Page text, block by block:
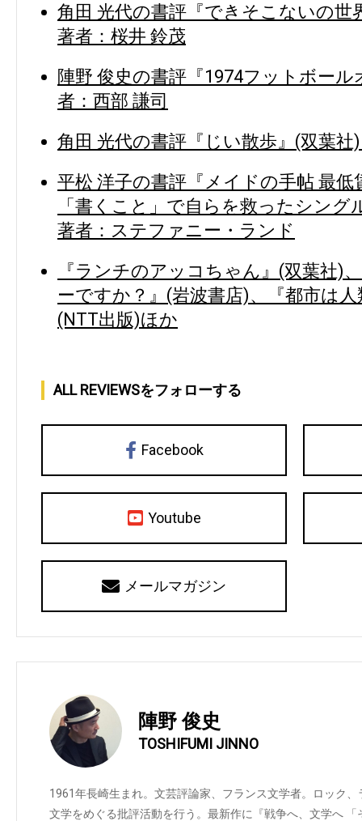
角田 光代の書評『できそこないの世
著者：桜井 鈴茂
陣野 俊史の書評『1974フットボー
者：西部 謙司
角田 光代の書評『じい散歩』(双葉社
平松 洋子の書評『メイドの手帖 最
「書くこと」で自らを救ったシング
著者：ステファニー・ランド
『ランチのアッコちゃん』(双葉社)
ーですか？』(岩波書店)、『都市は
(NTT出版)ほか
ALL REVIEWSをフォローする
Facebook
Youtube
メールマガジン
陣野 俊史
TOSHIFUMI JINNO
1961年長崎生まれ。文芸評論家、フランス文学者。ロック
文学をめぐる批評活動を行う。最新作に『戦争へ、文学へ